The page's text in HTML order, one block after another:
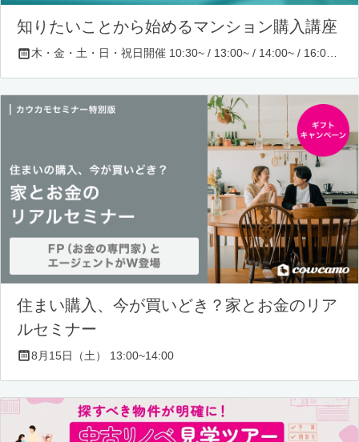
知りたいことから始めるマンション購入講座
木・金・土・日・祝日開催 10:30~ / 13:00~ / 14:00~ / 16:00~ / 17:00~/ 18:30~/ 19:30~
住まい購入、今が買いどき？家とお金のリア
ルセミナー
8月15日（土） 13:00~14:00